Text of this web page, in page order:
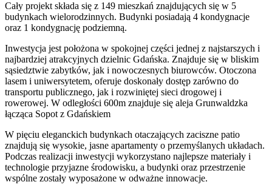
Cały projekt składa się z 149 mieszkań znajdujących się w 5
budynkach wielorodzinnych. Budynki posiadają 4 kondygnacje
oraz 1 kondygnację podziemną.
Inwestycja jest położona w spokojnej części jednej z najstarszych i
najbardziej atrakcyjnych dzielnic Gdańska. Znajduje się w bliskim
sąsiedztwie zabytków, jak i nowoczesnych biurowców. Otoczona
lasem i uniwersytetem, oferuje doskonały dostęp zarówno do
transportu publicznego, jak i rozwiniętej sieci drogowej i
rowerowej. W odległości 600m znajduje się aleja Grunwaldzka
łącząca Sopot z Gdańskiem
W pięciu eleganckich budynkach otaczających zaciszne patio
znajdują się wysokie, jasne apartamenty o przemyślanych układach.
Podczas realizacji inwestycji wykorzystano najlepsze materiały i
technologie przyjazne środowisku, a budynki oraz przestrzenie
wspólne zostały wyposażone w odważne innowacje.